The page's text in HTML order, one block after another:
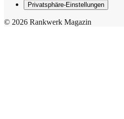
Privatsphäre-Einstellungen
© 2026 Rankwerk Magazin